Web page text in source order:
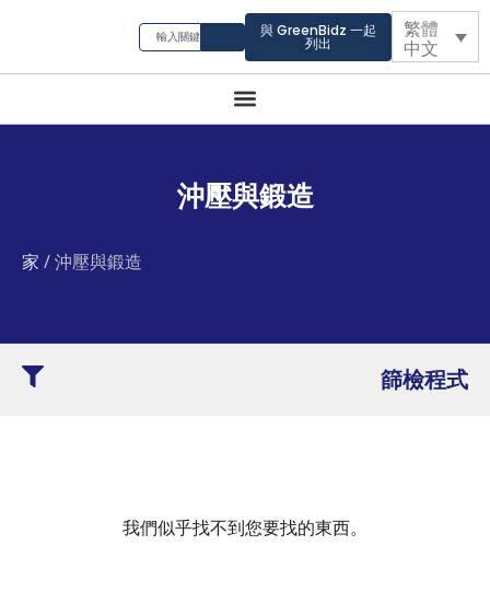
與 GreenBidz 一起
列出
繁體
中文
沖壓與鍛造
家 / 沖壓與鍛造
篩檢程式
我們似乎找不到您要找的東西。